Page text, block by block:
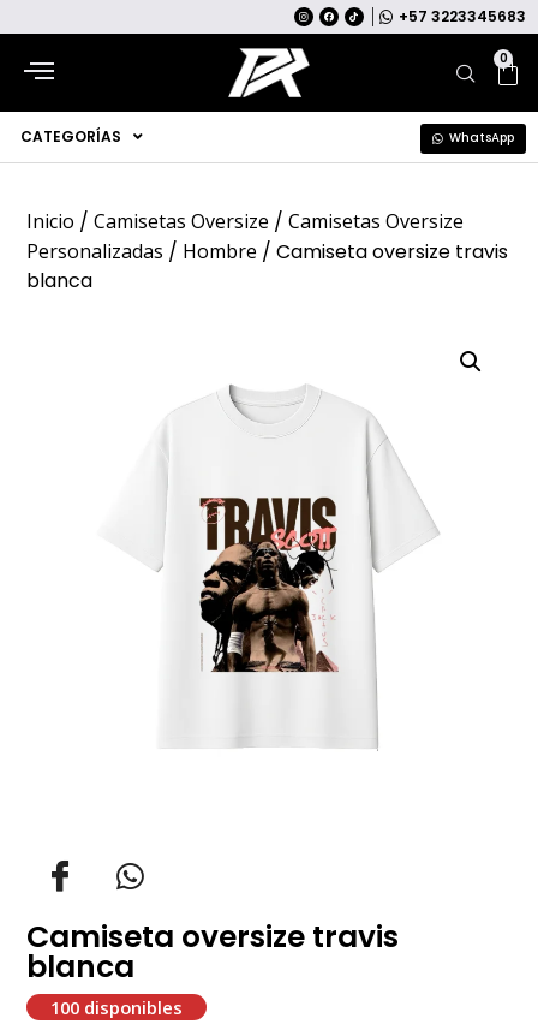
+57 3223345683
0
CATEGORÍAS WhatsApp
Inicio /Camisetas Oversize /Camisetas Oversize
Personalizadas / Hombre / Camiseta oversize travis
blanca
Camiseta oversize travis
blanca
100 disponibles